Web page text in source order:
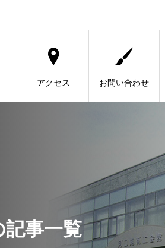
アクセス お問い合わせ
事一覧